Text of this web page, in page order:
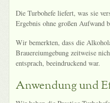
Die Turbohefe liefert, was sie
Ergebnis ohne großen Aufwand
Wir bemerkten, dass die
Brauereiumgebung zeitweise
entsprach, beeindruckend war.
Anwendung und